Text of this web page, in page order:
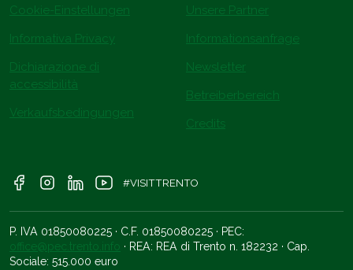
Cookie-Einstellungen
Informativa Privacy
Dichiarazione di
accessibilità
Verkaufsbedingungen
Unsere Partner
Informationsanfrage
Newsletter
Betreiberbereich
Credits
#VISITTRENTO
P. IVA 01850080225 · C.F. 01850080225 · PEC:
office@pec.trento.info · REA: REA di Trento n. 182232 · Cap.
Sociale: 515.000 euro